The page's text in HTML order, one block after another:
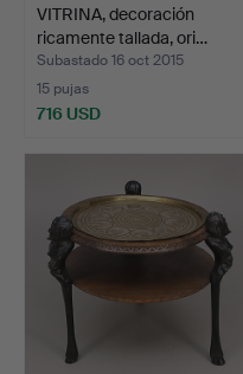
VITRINA, decoración
ricamente tallada, ori…
Subastado 16 oct 2015
15 pujas
716 USD